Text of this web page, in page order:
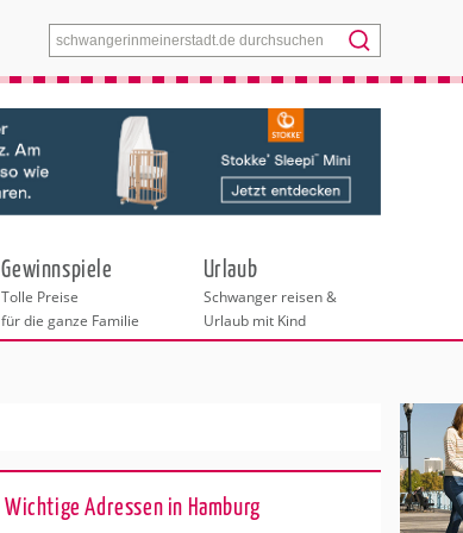
Menü
Gewinnspiele
Tolle Preise
für die ganze Familie
Urlaub
Schwanger reisen &
Urlaub mit Kind
Wichtige Adressen in Hamburg